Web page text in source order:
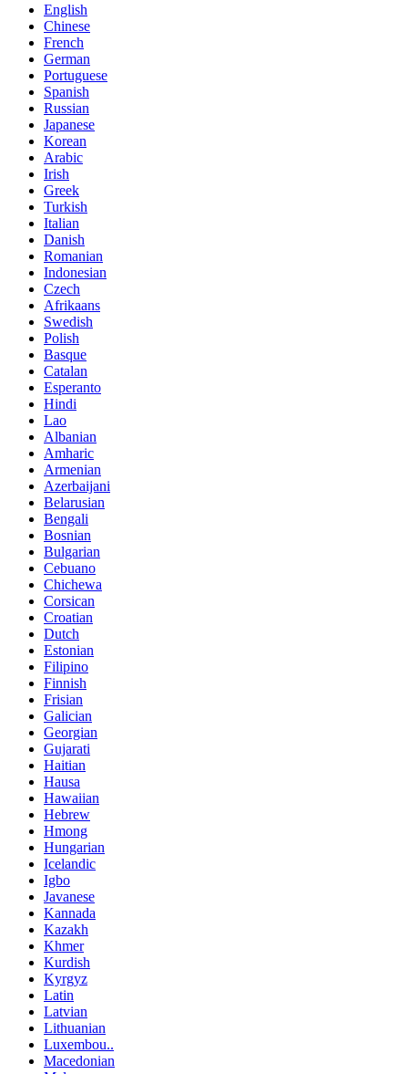
English
Chinese
French
German
Portuguese
Spanish
Russian
Japanese
Korean
Arabic
Irish
Greek
Turkish
Italian
Danish
Romanian
Indonesian
Czech
Afrikaans
Swedish
Polish
Basque
Catalan
Esperanto
Hindi
Lao
Albanian
Amharic
Armenian
Azerbaijani
Belarusian
Bengali
Bosnian
Bulgarian
Cebuano
Chichewa
Corsican
Croatian
Dutch
Estonian
Filipino
Finnish
Frisian
Galician
Georgian
Gujarati
Haitian
Hausa
Hawaiian
Hebrew
Hmong
Hungarian
Icelandic
Igbo
Javanese
Kannada
Kazakh
Khmer
Kurdish
Kyrgyz
Latin
Latvian
Lithuanian
Luxembou..
Macedonian